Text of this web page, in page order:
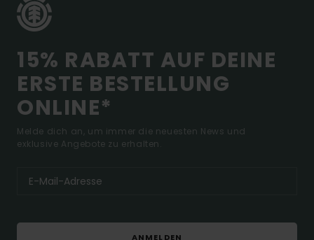
15% RABATT AUF DEINE
ERSTE BESTELLUNG
ONLINE*
Melde dich an, um immer die neuesten News und
exklusive Angebote zu erhalten.
ANMELDEN